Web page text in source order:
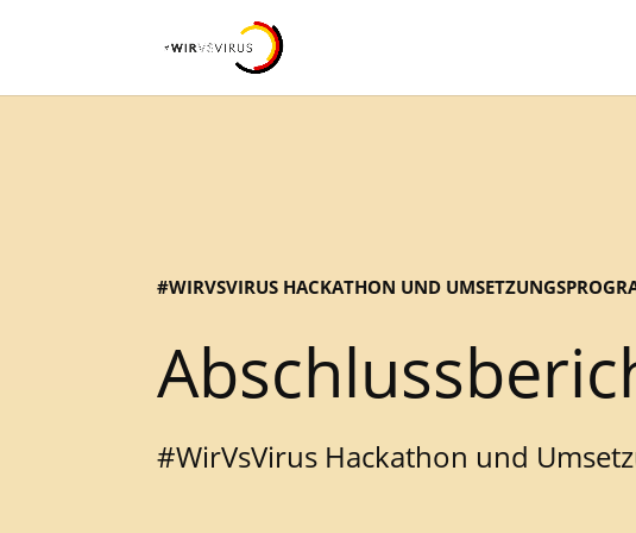
#WIRVSVIRUS HACKATHON UND
#WirVsVirus Hackathon und